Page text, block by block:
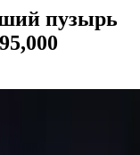
пузырь